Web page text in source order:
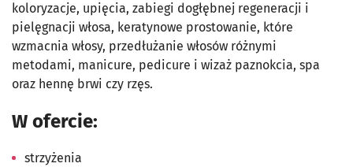
koloryzacje, upięcia, zabiegi dogłębnej regeneracji i
pielęgnacji włosa, keratynowe prostowanie, które
wzmacnia włosy, przedłużanie włosów różnymi
metodami, manicure, pedicure i wizaż paznokcia, spa
oraz hennę brwi czy rzęs.
W ofercie:
strzyżenia